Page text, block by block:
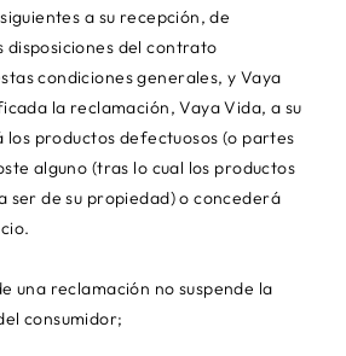
a su recepción, de
del contrato
condiciones generales, y Vaya
la reclamación, Vaya Vida, a su
los productos defectuosos (o partes
alguno (tras lo cual los productos
ser de su propiedad) o concederá
una reclamación no suspende la
consumidor;